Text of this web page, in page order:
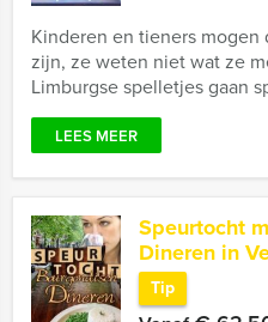
Kinderen en tieners
zijn, ze weten niet wat ze
Limburgse spelletjes gaan
LEES MEER
Speurtocht
Dineren in
Tip